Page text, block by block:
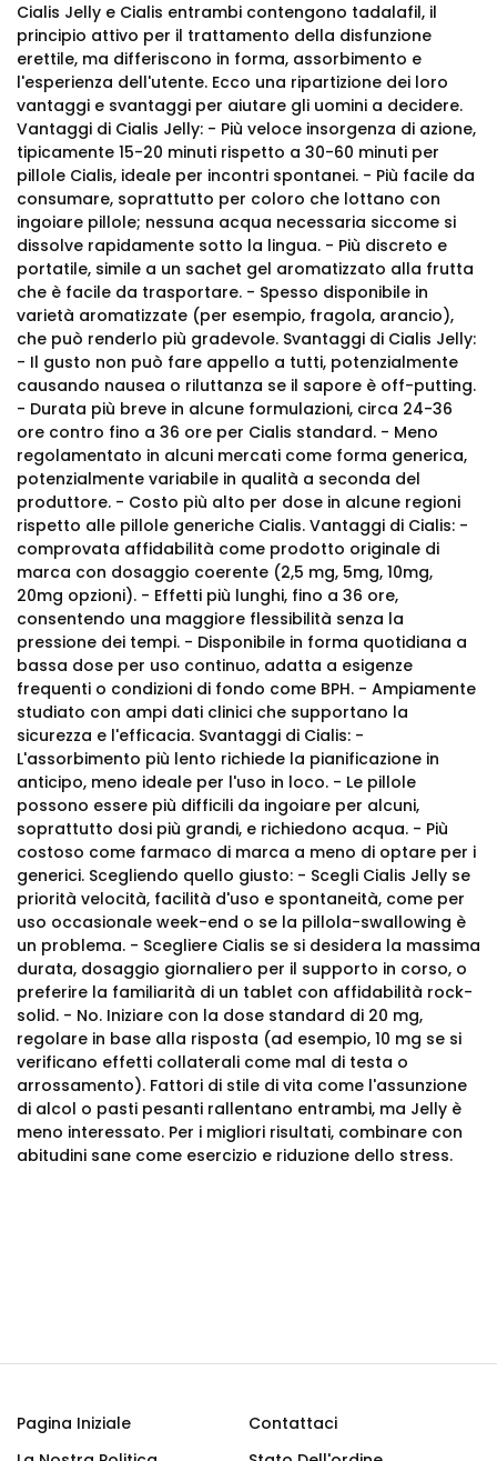
Cialis Jelly e Cialis entrambi contengono tadalafil, il
principio attivo per il trattamento della disfunzione
erettile, ma differiscono in forma, assorbimento e
l'esperienza dell'utente. Ecco una ripartizione dei loro
vantaggi e svantaggi per aiutare gli uomini a decidere.
Vantaggi di Cialis Jelly: - Più veloce insorgenza di azione,
tipicamente 15-20 minuti rispetto a 30-60 minuti per
pillole Cialis, ideale per incontri spontanei. - Più facile da
consumare, soprattutto per coloro che lottano con
ingoiare pillole; nessuna acqua necessaria siccome si
dissolve rapidamente sotto la lingua. - Più discreto e
portatile, simile a un sachet gel aromatizzato alla frutta
che è facile da trasportare. - Spesso disponibile in
varietà aromatizzate (per esempio, fragola, arancio),
che può renderlo più gradevole. Svantaggi di Cialis Jelly:
- Il gusto non può fare appello a tutti, potenzialmente
causando nausea o riluttanza se il sapore è off-putting.
- Durata più breve in alcune formulazioni, circa 24-36
ore contro fino a 36 ore per Cialis standard. - Meno
regolamentato in alcuni mercati come forma generica,
potenzialmente variabile in qualità a seconda del
produttore. - Costo più alto per dose in alcune regioni
rispetto alle pillole generiche Cialis. Vantaggi di Cialis: -
comprovata affidabilità come prodotto originale di
marca con dosaggio coerente (2,5 mg, 5mg, 10mg,
20mg opzioni). - Effetti più lunghi, fino a 36 ore,
consentendo una maggiore flessibilità senza la
pressione dei tempi. - Disponibile in forma quotidiana a
bassa dose per uso continuo, adatta a esigenze
frequenti o condizioni di fondo come BPH. - Ampiamente
studiato con ampi dati clinici che supportano la
sicurezza e l'efficacia. Svantaggi di Cialis: -
L'assorbimento più lento richiede la pianificazione in
anticipo, meno ideale per l'uso in loco. - Le pillole
possono essere più difficili da ingoiare per alcuni,
soprattutto dosi più grandi, e richiedono acqua. - Più
costoso come farmaco di marca a meno di optare per i
generici. Scegliendo quello giusto: - Scegli Cialis Jelly se
priorità velocità, facilità d'uso e spontaneità, come per
uso occasionale week-end o se la pillola-swallowing è
un problema. - Scegliere Cialis se si desidera la massima
durata, dosaggio giornaliero per il supporto in corso, o
preferire la familiarità di un tablet con affidabilità rock-
solid. - No. Iniziare con la dose standard di 20 mg,
regolare in base alla risposta (ad esempio, 10 mg se si
verificano effetti collaterali come mal di testa o
arrossamento). Fattori di stile di vita come l'assunzione
di alcol o pasti pesanti rallentano entrambi, ma Jelly è
meno interessato. Per i migliori risultati, combinare con
abitudini sane come esercizio e riduzione dello stress.
Pagina Iniziale
Contattaci